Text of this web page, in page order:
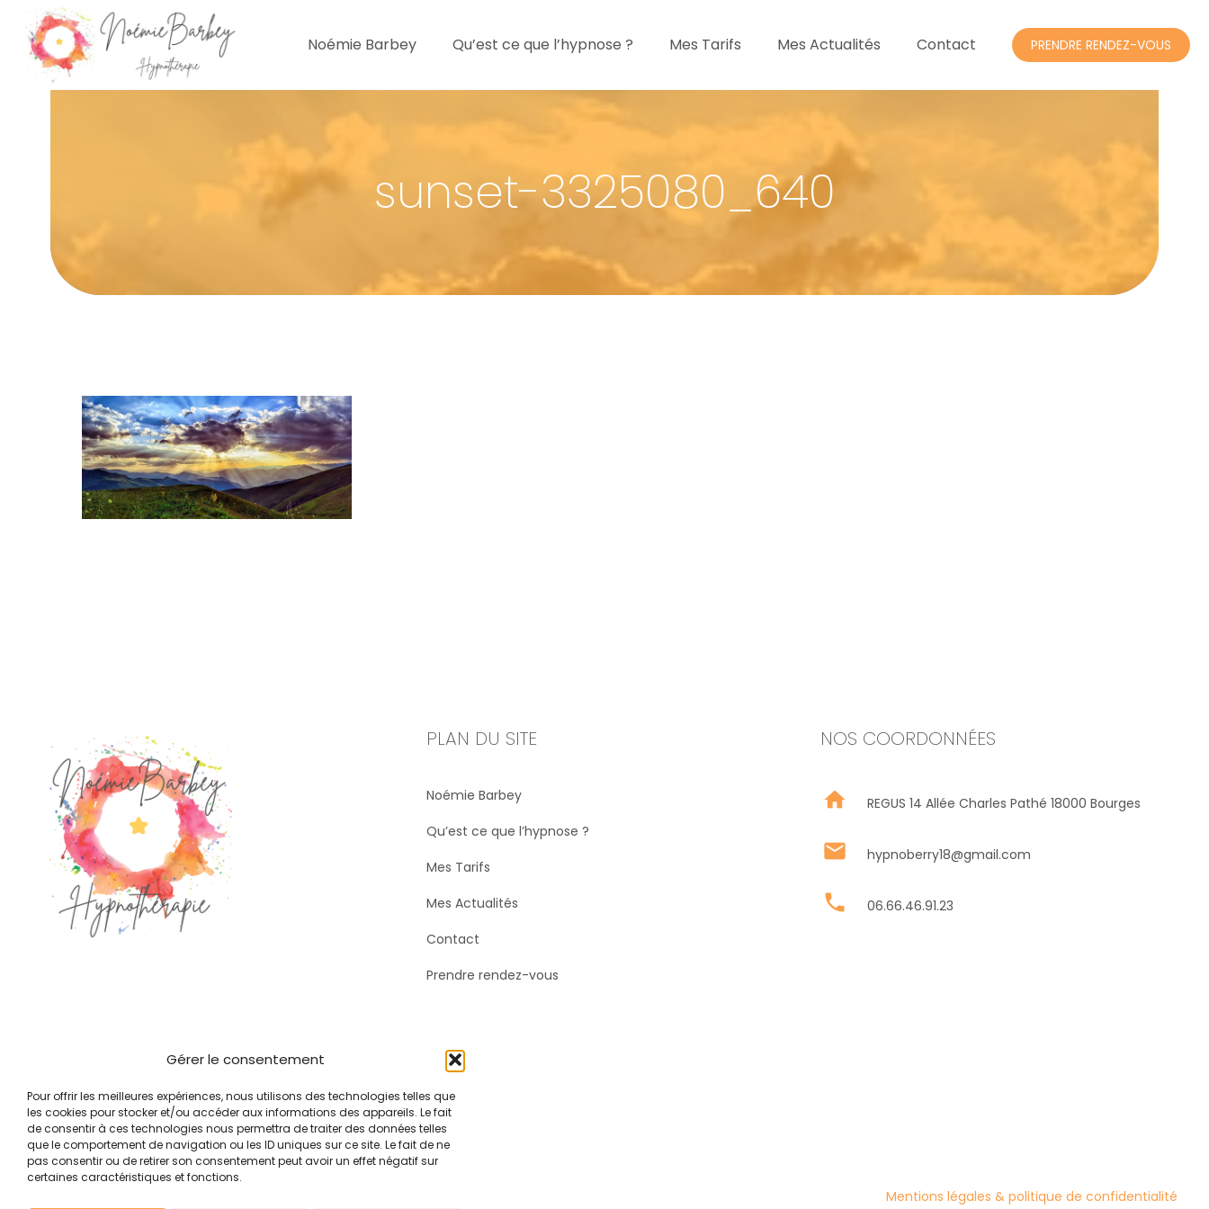
Gérer le consentement
Pour offrir les meilleures expériences, nous utilisons des technologies telles que
les cookies pour stocker et/ou accéder aux informations des appareils. Le fait
de consentir à ces technologies nous permettra de traiter des données telles
que le comportement de navigation ou les ID uniques sur ce site. Le fait de ne
pas consentir ou de retirer son consentement peut avoir un effet négatif sur
certaines caractéristiques et fonctions.
Noémie Barbey Qu’est ce que l’hypnose ? Mes Tarifs Mes Actualités Contact PRENDRE RENDEZ-VOUS
sunset-3325080_640
PLAN DU SITE
Noémie Barbey
Qu’est ce que l’hypnose ?
Mes Tarifs
Mes Actualités
Contact
Prendre rendez-vous
NOS COORDONNÉES
home REGUS 14 Allée Charles Pathé 18000 Bourges
mail hypnoberry18@gmail.com
phone 06.66.46.91.23
Mentions légales & politique de confidentialité